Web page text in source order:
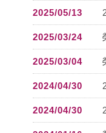
2025/05/13
2025/03/24
2025/03/04
2024/04/30
2024/04/30